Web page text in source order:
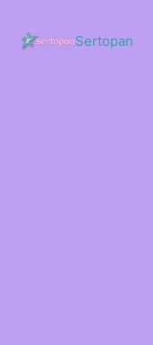
contenido
Sertopan